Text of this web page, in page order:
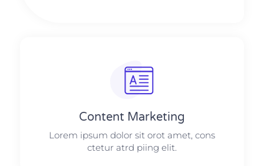
Content Marketing​
Lorem ipsum dolor sit orot amet, cons
ctetur atrd piing elit.​